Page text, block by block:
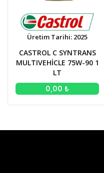
Üretim Tarihi: 2025
CASTROL C SYNTRANS
MULTIVEHİCLE 75W-90 1
LT
0,00 ₺